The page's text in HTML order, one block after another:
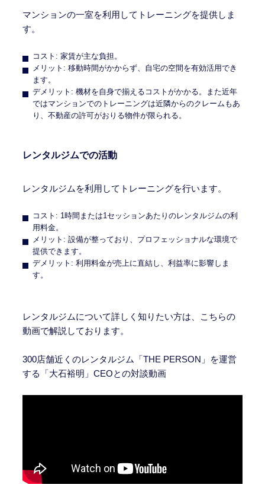
マンションの一室を利用してトレーニングを提供しま
す。
コスト: 家賃が主な負担。
メリット: 移動時間がかからず、自宅の空間を有効活用でき
ます。
デメリット: 機材を自身で揃えるコストがかかる。また近年
ではマンションでのトレーニングは近隣からのクレームもあ
り、不動産の許可がおりる物件が限られる。
レンタルジムでの活動
レンタルジムを利用してトレーニングを行います。
コスト: 1時間または1セッションあたりのレンタルジムの利
用料金。
メリット: 設備が整っており、プロフェッショナルな環境で
提供できます。
デメリット: 利用料金が売上に直結し、利益率に影響しま
す。
レンタルジムについて詳しく知りたい方は、こちらの
動画で解説しております。
300店舗近くのレンタルジム「THE PERSON」を運営
する「大石裕明」CEOとの対談動画